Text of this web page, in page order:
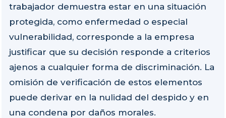
trabajador demuestra estar en una situación
protegida, como enfermedad o especial
vulnerabilidad, corresponde a la empresa
justificar que su decisión responde a criterios
ajenos a cualquier forma de discriminación. La
omisión de verificación de estos elementos
puede derivar en la nulidad del despido y en
una condena por daños morales.